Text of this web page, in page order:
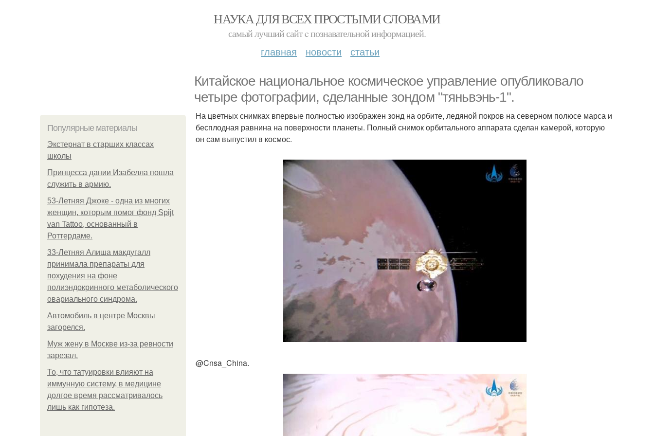
НАУКА ДЛЯ ВСЕХ ПРОСТЫМИ СЛОВАМИ
самый лучший сайт c познавательной информацией.
главная новости статьи
Китайское национальное космическое управление опубликовало
четыре фотографии, сделанные зондом "тяньвэнь-1".
Популярные материалы
Экстернат в старших классах
школы
Принцесса дании Изабелла пошла
служить в армию.
53-Летняя Джоке - одна из многих
женщин, которым помог фонд Spijt
van Tattoo, основанный в
Роттердаме.
33-Летняя Алиша макдугалл
принимала препараты для
похудения на фоне
полиэндокринного метаболического
овариального синдрома.
Автомобиль в центре Москвы
загорелся.
Mуж жену в Москве из-за ревности
зарезал.
То, что татуировки влияют на
иммунную систему, в медицине
долгое время рассматривалось
лишь как гипотеза.
На цветных снимках впервые полностью изображен зонд на орбите, ледяной покров на северном полюсе марса и
бесплодная равнина на поверхности планеты. Полный снимок орбитального аппарата сделан камерой, которую
он сам выпустил в космос.
@Cnsa_China.